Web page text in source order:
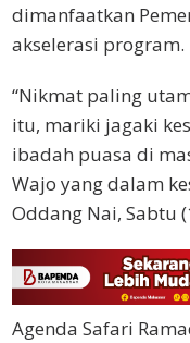
dimanfaatkan
akselerasi program.
“Nikmat paling
itu, mariki jagaki
ibadah puasa di
Wajo yang dalam
Oddang Nai, Sabtu
Agenda Safari